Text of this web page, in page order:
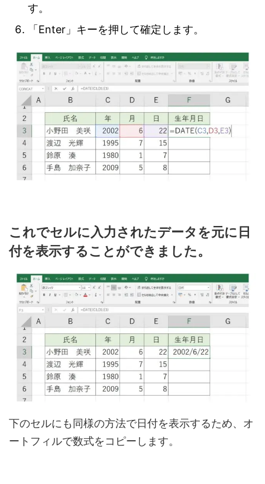
す。
「Enter」キーを押して確定します。
これでセルに入力されたデータを元に日
付を表示することができました。
下のセルにも同様の方法で日付を表示するため、オ
ートフィルで数式をコピーします。